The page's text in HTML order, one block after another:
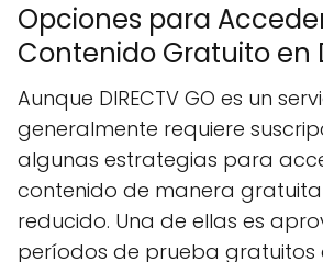
Opciones para
Contenido Gratuito en
Aunque DIRECTV GO es un
generalmente requiere
algunas estrategias para
contenido de manera
reducido. Una de ellas es
períodos de prueba gratuitos